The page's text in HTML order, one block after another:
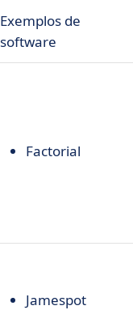
Exemplos de
software
Factorial
Jamespot